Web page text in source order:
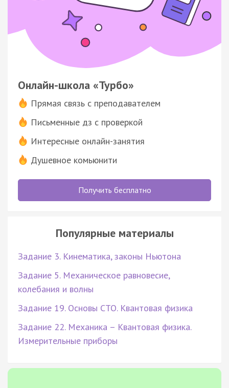
Онлайн-школа «Турбо»
Прямая связь с преподавателем
Письменные дз с проверкой
Интересные онлайн-занятия
Душевное комьюнити
Получить бесплатно
Популярные материалы
Задание 3. Кинематика, законы Ньютона
Задание 5. Механическое равновесие,
колебания и волны
Задание 19. Основы СТО. Квантовая физика
Задание 22. Механика – Квантовая физика.
Измерительные приборы